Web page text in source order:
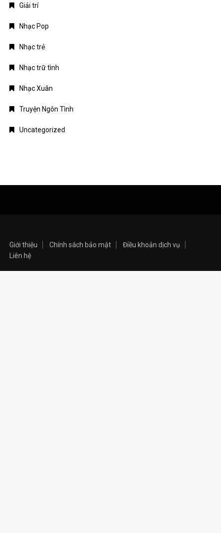
Giải trí
Nhạc Pop
Nhạc trẻ
Nhạc trữ tình
Nhạc Xuân
Truyện Ngôn Tình
Uncategorized
Giới thiệu Chính sách bảo mật
Điều khoản dịch vụ
Liên hệ